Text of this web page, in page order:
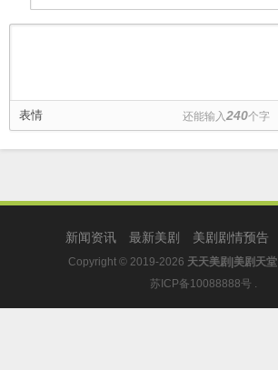
表情 还能输入240个字
新闻资讯 最新美剧 美剧剧情预告
Copyright © 2019-2026 天天美剧|美剧天堂
苏ICP备10088888号